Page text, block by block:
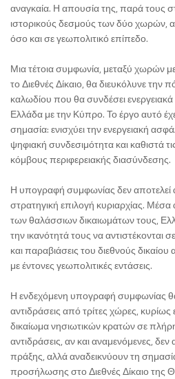
αναγκαία. Η απουσία της, παρά τους
ιστορικούς δεσμούς των δύο χωρών,
όσο και σε γεωπολιτικό επίπεδο.
Μια τέτοια συμφωνία, μεταξύ χωρών
το Διεθνές Δίκαιο, θα διευκόλυνε την
καλωδίου που θα συνδέσει ενεργειακά
Ελλάδα με την Κύπρο. Το έργο αυτό
σημασία: ενισχύει την ενεργειακή
ψηφιακή συνδεσιμότητα και καθιστά
κόμβους περιφερειακής διασύνδεσης.
Η υπογραφή συμφωνίας δεν αποτελεί
στρατηγική επιλογή κυριαρχίας.
των θαλάσσιων δικαιωμάτων τους,
την ικανότητά τους να αντιστέκονται
και παραβιάσεις του διεθνούς
με έντονες γεωπολιτικές εντάσεις.
Η ενδεχόμενη υπογραφή συμφωνίας
αντιδράσεις από τρίτες χώρες,
δικαίωμα νησιωτικών κρατών σε
αντιδράσεις, αν και αναμενόμενες,
πράξης, αλλά αναδεικνύουν τη
προσήλωσης στο Διεθνές Δίκαιο της